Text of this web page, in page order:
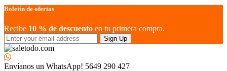
Boletín de ofertas
Recibe 10 % de descuento en tu primera compra.
Sign Up
Envíanos un WhatsApp! 5649 290 427